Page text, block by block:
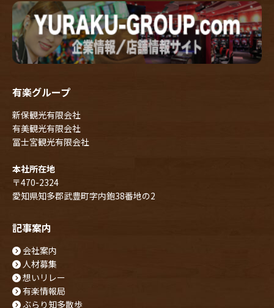
有楽グループ
新保観光有限会社
有美観光有限会社
冨士宮観光有限会社
本社所在地
〒470-2324
愛知県知多郡武豊町字内鉋38番地の2
記事案内
会社案内
人材募集
想いリレー
有楽情報局
ぶらり知多散歩